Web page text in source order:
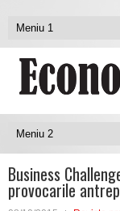
Business
provocarile